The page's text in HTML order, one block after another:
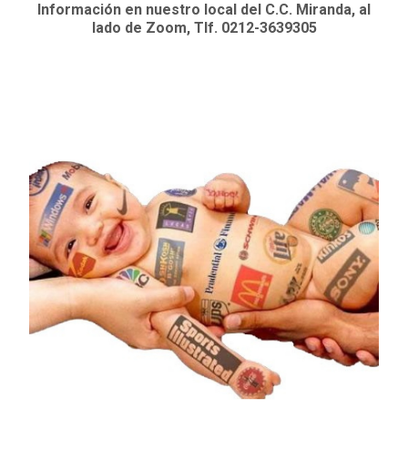
Información en nuestro local del C.C. Miranda, al
lado de Zoom, Tlf. 0212-3639305